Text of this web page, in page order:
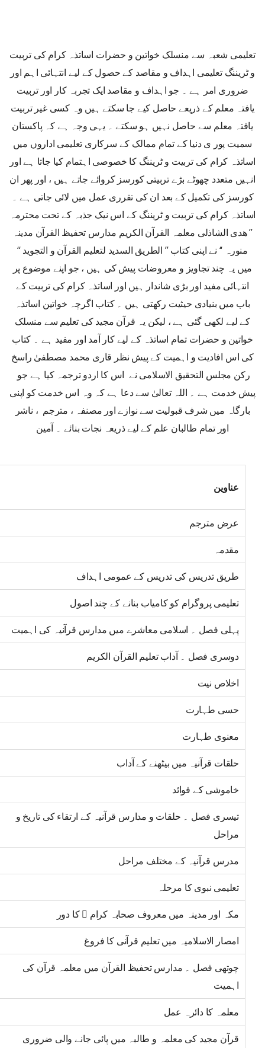
تعلیمی شعبہ سے منسلک خواتین و حضرات اساتذہ کرام کی تربیت
و ٹریننگ تعلیمی اہداف و مقاصد کے حصول کے لیے انتہائی اہم اور
ضروری امر ہے ۔ جو اہداف و مقاصد ایک تجربہ کار اور تربیت
یافتہ معلم کے ذریعے حاصل کیے جا سکتے ہیں وہ کسی غیر تربیت
یافتہ معلم سے حاصل نہیں ہو سکتے ۔ یہی وجہ ہے کہ پاکستان
سمیت پور ی دنیا کے تمام ممالک کے سرکاری تعلیمی اداروں میں
اساتذہ کرام کی تربیت و ٹریننگ کا خصوصی اہتمام کیا جاتا ہے اور
انہیں متعدد چھوٹے بڑے تربیتی کورسز کروائے جاتے ہیں ، اور پھر ان
کورسز کی تکمیل کے بعد ان کی تقرری عمل میں لائی جاتی ہے ۔
اساتذہ کرام کی تربیت و ٹریننگ کے اس نیک جذبہ کے تحت محترمہ
’’ ھدی الشاذلی معلمہ القرآن الکریم مدارس تحفیظ القرآن مدینہ
منورہ ‘‘ نے اپنی کتاب ’’ الطریق السدید لتعلیم القرآن و التجوید ‘‘
میں یہ چند تجاویز و معروضات پیش کی ہیں ، جو اپنے موضوع پر
انتہائی مفید اور بڑی شاندار ہیں اور اساتذہ کرام کی تربیت کے
باب میں بنیادی حیثیت رکھتی ہیں ۔ کتاب اگرچہ خواتین اساتذہ
کے لیے لکھی گئی ہے ، لیکن یہ قرآن مجید کی تعلیم سے منسلک
خواتین و حضرات تمام اساتذہ کے لیے کار آمد اور مفید ہے ۔ کتاب
کی اس افادیت و اہمیت کے پیش نظر قاری محمد مصطفیٰ راسخ
رکن مجلس التحقیق الاسلامی نے اس کا اردو ترجمہ کیا ہے جو
پیش خدمت ہے ۔ اللہ تعالیٰ سے دعا ہے کہ وہ اس خدمت کو اپنی
بارگاہ میں شرف قبولیت سے نوازے اور مصنفہ ، مترجم ، ناشر
اور تمام طالبان علم کے لیے ذریعہ نجات بنائے ۔ آمین
عناوین
عرض مترجم
مقدمہ
طریق تدریس کی تدریس کے عمومی اہداف
تعلیمی پروگرام کو کامیاب بنانے کے چند اصول
پہلی فصل ۔ اسلامی معاشرے میں مدارس قرآنیہ کی اہمیت
دوسری فصل ۔ آداب تعلیم القرآن الکریم
اخلاص نیت
حسی طہارت
معنوی طہارت
حلقات قرآنیہ میں بیٹھنے کے آداب
خاموشی کے فوائد
تیسری فصل ۔ حلقات و مدارس قرآنیہ کے ارتقاء کی تاریخ و
مراحل
مدرس قرآنیہ کے مختلف مراحل
تعلیمی نبوی کا مرحلہ
مکہ اور مدینہ میں معروف صحابہ کرام ﷢ کا دور
امصار الاسلامیہ میں تعلیم قرآنی کا فروغ
چوتھی فصل ۔ مدارس تحفیظ القرآن میں معلمہ قرآن کی
اہمیت
معلمہ کا دائرہ عمل
قرآن مجید کی معلمہ و طالبہ میں پائی جانے والی ضروری